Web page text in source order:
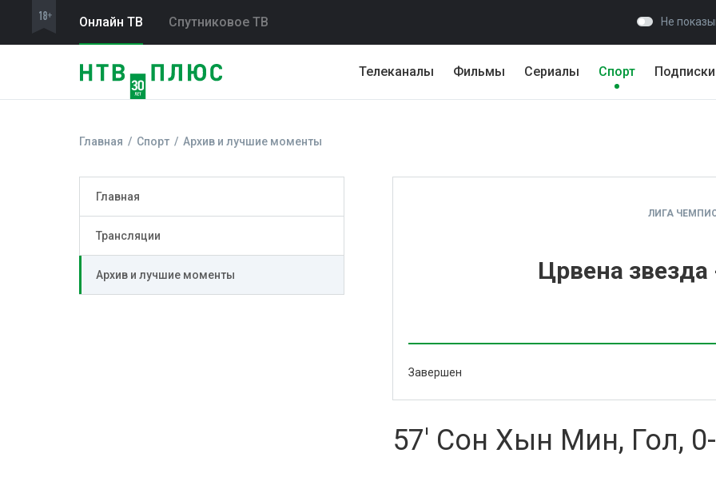
Онлайн ТВ Спутниковое ТВ Не
Телеканалы Фильмы Сериалы Спорт Подписки
Главная Спорт Архив и лучшие моменты
Главная
Трансляции
Архив и лучшие моменты
ЛИГА
Црвена звезда
Завершен
57' Сон Хын Мин, Гол,